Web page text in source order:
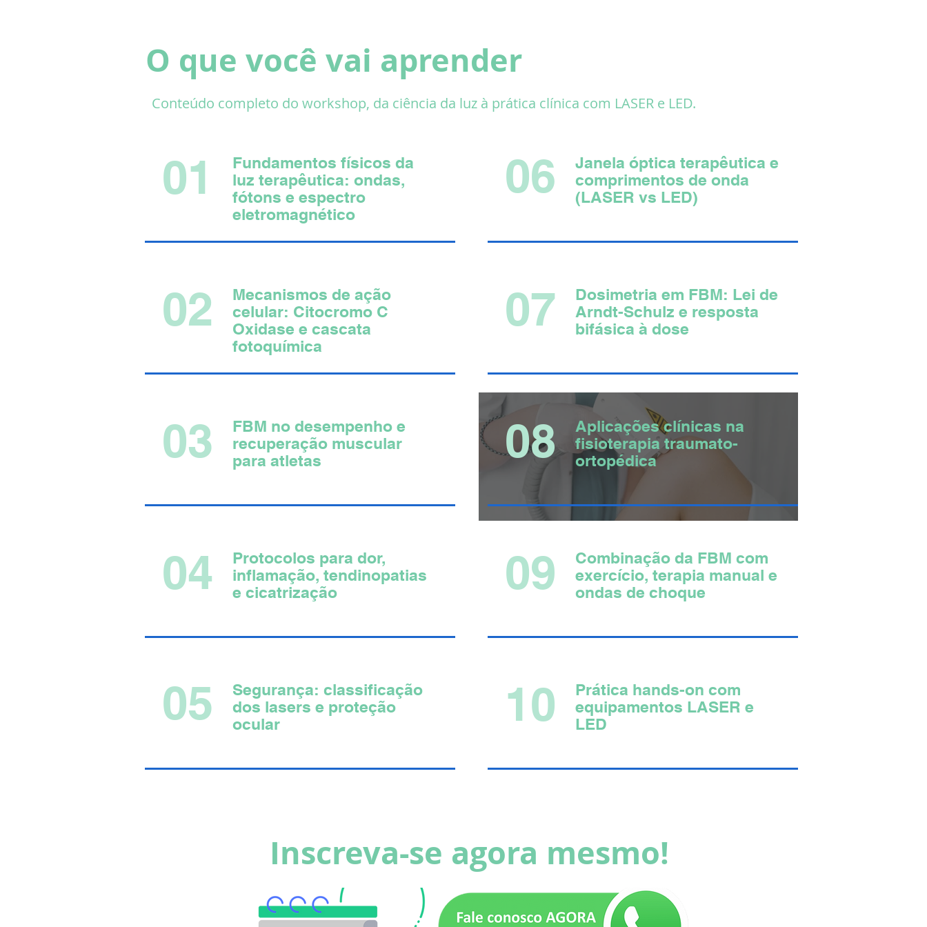
O que você vai aprender
Conteúdo completo do workshop, da ciência da luz à prática clínica com LASER e LED.
01
Fundamentos físicos da
luz terapêutica: ondas,
fótons e espectro
eletromagnético
02
Mecanismos de ação
celular: Citocromo C
Oxidase e cascata
fotoquímica
03
FBM no desempenho e
recuperação muscular
para atletas
04
​Protocolos para dor,
inflamação, tendinopatias
e cicatrização
05
Segurança: classificação
dos lasers e proteção
ocular
06
Janela óptica terapêutica e
comprimentos de onda
(LASER vs LED)
07
Dosimetria em FBM: Lei de
Arndt-Schulz e resposta
bifásica à dose
08
Aplicações clínicas na
fisioterapia traumato-
ortopédica
09
Combinação da FBM com
exercício, terapia manual e
ondas de choque
10
Prática hands-on com
equipamentos LASER e
LED
Inscreva-se agora mesmo!